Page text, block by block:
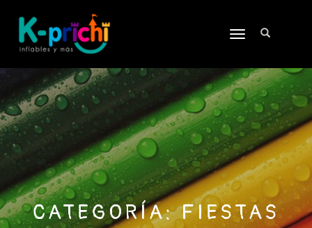
TOGGLE
CATEGORÍA:FIESTAS